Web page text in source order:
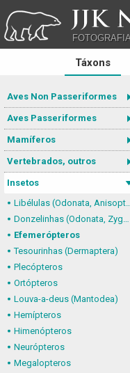
JJK
Táxons
Aves Non Passeriformes
Aves Passeriformes
Mamíferos
Vertebrados, outros
Insetos
Libélulas
Donzelinhas (Odonata, Zygoptera)
Efemerópteros
Tesourinhas (Dermaptera)
Plecópteros
Ortópteros
Louva-a-deus (Mantodea)
Hemípteros
Himenópteros
Neurópteros
Megalopteros